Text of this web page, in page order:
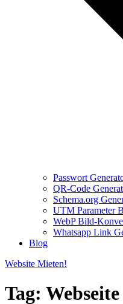
Passwort
QR-Code
Schema.org
UTM Parameter
WebP Bild-
Whatsapp Link
Blog
Website Mieten!
Tag: